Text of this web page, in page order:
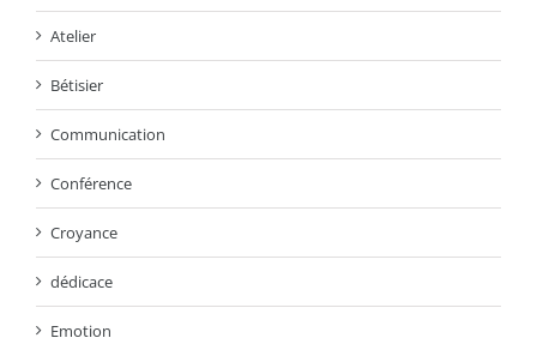
Atelier
Bétisier
Communication
Conférence
Croyance
dédicace
Emotion